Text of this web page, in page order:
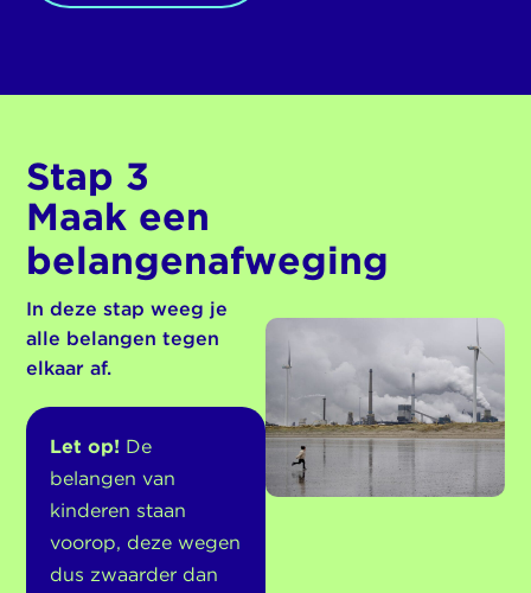
Stap 3
Maak een
belangenafweging
In deze stap weeg je
alle belangen tegen
elkaar af.
Let op! De
belangen van
kinderen staan
voorop, deze wegen
dus zwaarder dan